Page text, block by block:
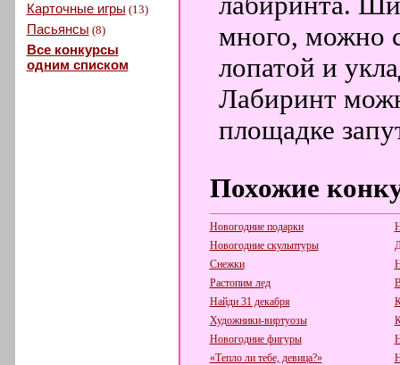
Карточные игры (13)
Пасьянсы (8)
Все конкурсы
одним списком
много, можно
лопатой и
Лабиринт
площадке
Похожие
Новогодние подарки
Новогодние скульптуры
Снежки
Растопим лед
Найди 31 декабря
Художники-виртуозы
Новогодние фигуры
«Тепло ли тебе, девица?»